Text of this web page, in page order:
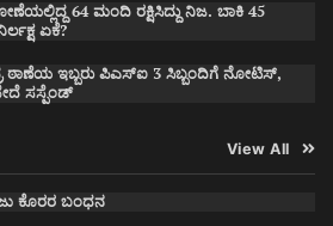
64 ಮಂದಿ ರಕ್ಷಿಸಿದ್ದು ನಿಜ. ಬಾಕಿ 45
ಏಕೆ?
ಠಾಣೆಯ ಇಬ್ಬರು ಪಿಎಸ್ಐ 3 ಸಿಬ್ಬಂದಿಗೆ ನೋಟಿಸ್,
ಸಸ್ಪೆಂಡ್
View All
ಕೊರರ ಬಂಧನ